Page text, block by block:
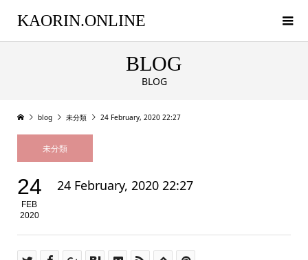
KAORIN.ONLINE
BLOG
BLOG
blog 未分類 24 February, 2020 22:27
未分類
24
FEB
2020
24 February, 2020 22:27